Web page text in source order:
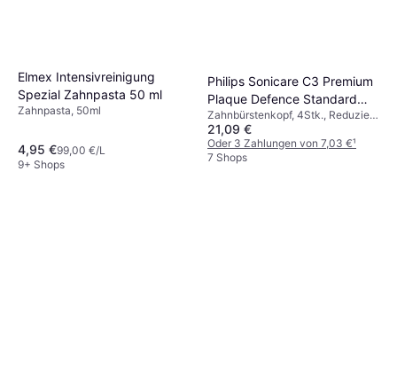
Elmex Intensivreinigung
Spezial Zahnpasta 50 ml
Zahnpasta, 50ml
4,95 €99,00 €/L
9+ Shops
Philips Sonicare C3 Premium
Plaque Defence Standard
Sonic White 4-pack
Zahnbürstenkopf, 4Stk., Reduziert
Plaque
21,09 €
Oder 3 Zahlungen von 7,03 €¹
7 Shops